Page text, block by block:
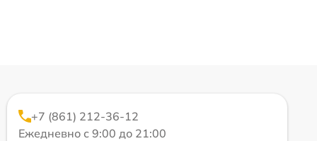
+7 (861) 212-36-12
Ежедневно с 9:00 до 21:00